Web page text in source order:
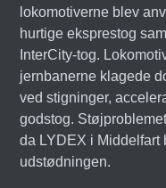
lokomotiverne blev
hurtige eksprestog
InterCity-tog.
jernbanerne klagede
ved stigninger,
godstog.
da LYDEX i Middelfart
udstødningen.